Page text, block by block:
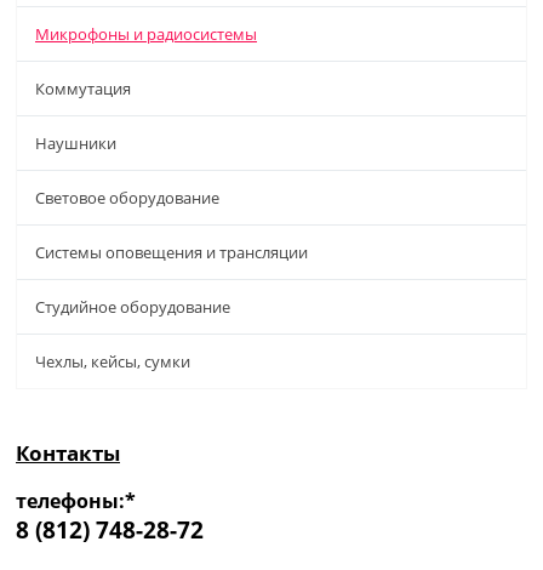
Микрофоны и радиосистемы
Коммутация
Наушники
Световое оборудование
Системы оповещения и трансляции
Студийное оборудование
Чехлы, кейсы, сумки
Контакты
телефоны:*
8 (812) 748-28-72